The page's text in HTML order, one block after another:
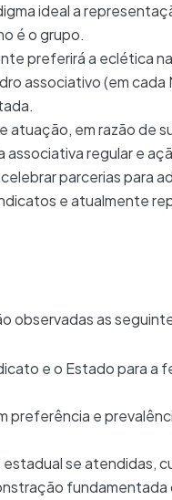
ideal a
é o grupo.
preferirá a eclética
associativo (em
em razão de
regular e
parcerias para
e atualmente
observadas as
e o Estado para
e
se atendidas,